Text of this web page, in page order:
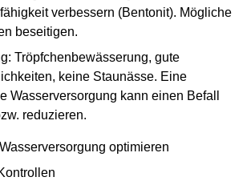
verbessern (Bentonit). Mögliche
beseitigen.
Tröpfchenbewässerung, gute
keine Staunässe. Eine
Wasserversorgung kann einen Befall
reduzieren.
optimieren